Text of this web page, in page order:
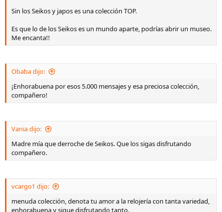
Sin los Seikos y japos es una colección TOP.
Es que lo de los Seikos es un mundo aparte, podrías abrir un museo.
Me encanta!!
Obaba dijo:
¡Enhorabuena por esos 5.000 mensajes y esa preciosa colección,
compañero!
Vania dijo:
Madre mía que derroche de Seikos. Que los sigas disfrutando
compañero.
vcargo1 dijo:
menuda colección, denota tu amor a la relojería con tanta variedad,
enhorabuena y sigue disfrutando tanto.